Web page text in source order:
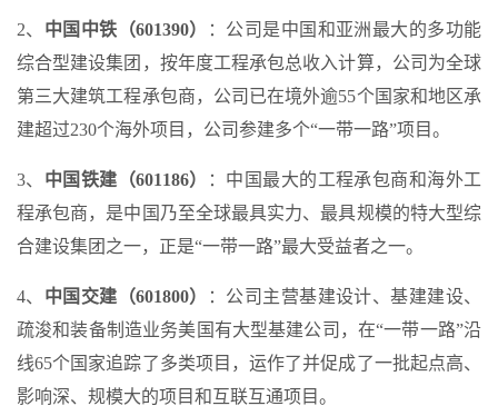
2、 中国中铁（601390）
：公司是中国和亚洲最大的多功能
综合型建设集团，按年度工程承包总收入计算，公司为全球
第三大建筑工程承包商，公司已在境外逾55个国家和地区承
建超过230个海外项目，公司参建多个“一带一路”项目。
3、 中国铁建（601186）
：中国最大的工程承包商和海外工
程承包商，是中国乃至全球最具实力、最具规模的特大型综
合建设集团之一，正是“一带一路”最大受益者之一。
4、 中国交建（601800）
：公司主营基建设计、基建建设、
疏浚和装备制造业务美国有大型基建公司，在“一带一路”沿
线65个国家追踪了多类项目，运作了并促成了一批起点高、
影响深、规模大的项目和互联互通项目。